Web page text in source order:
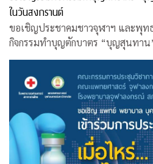
ในวันสงกรานต์
ขอเชิญประชาคมชาวจุฬาฯ และพุท
กิจกรรมทำบุญตักบาตร “บุญสุนทาน